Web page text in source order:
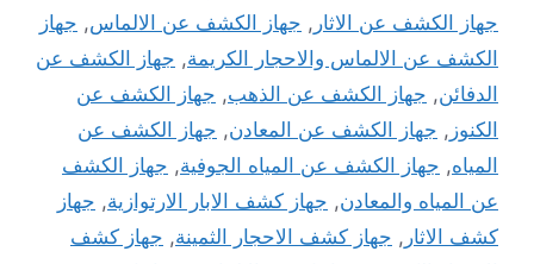
جهاز الكشف عن الاثار , جهاز الكشف عن الالماس, جهاز
الكشف عن الالماس والاحجار الكريمة, جهاز الكشف عن
الدفائن, جهاز الكشف عن الذهب, جهاز الكشف عن
الكنوز , جهاز الكشف عن المعادن, جهاز الكشف عن
المياه, جهاز الكشف عن المياه الجوفية, جهاز الكشف
عن المياه والمعادن, جهاز كشف الابار الارتوازية, جهاز
كشف الاثار , جهاز كشف الاحجار الثمينة, جهاز كشف